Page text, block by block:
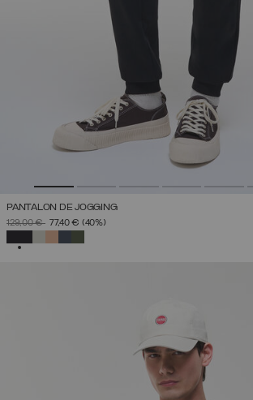
PANTALON DE JOGGING
PRIX RÉDUIT DE
129,00 €À77,40 € (40%)